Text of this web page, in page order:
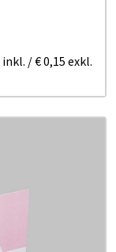
inkl. /€ 0,15 exkl.